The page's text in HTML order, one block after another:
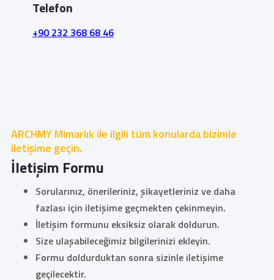
Telefon
+90 232 368 68 46
ARCHMY Mimarlık ile ilgili tüm konularda bizimle
iletişime geçin.
İletişim Formu
Sorularınız, önerileriniz, şikayetleriniz ve daha
fazlası için iletişime geçmekten çekinmeyin.
İletişim formunu eksiksiz olarak doldurun.
Size ulaşabileceğimiz bilgilerinizi ekleyin.
Formu doldurduktan sonra sizinle iletişime
geçilecektir.